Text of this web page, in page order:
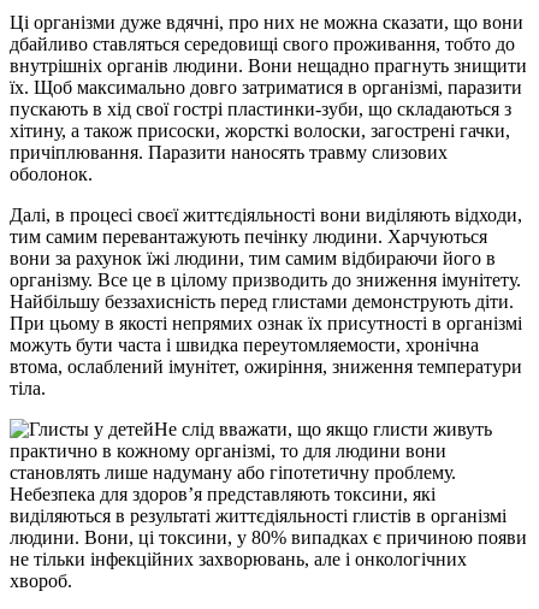
Ці організми дуже вдячні, про них не можна сказати, що вони
дбайливо ставляться середовищі свого проживання, тобто до
внутрішніх органів людини. Вони нещадно прагнуть знищити
їх. Щоб максимально довго затриматися в організмі, паразити
пускають в хід свої гострі пластинки-зуби, що складаються з
хітину, а також присоски, жорсткі волоски, загострені гачки,
причіплювання. Паразити наносять травму слизових
оболонок.
Далі, в процесі своєї життєдіяльності вони виділяють відходи,
тим самим перевантажують печінку людини. Харчуються
вони за рахунок їжі людини, тим самим відбираючи його в
організму. Все це в цілому призводить до зниження імунітету.
Найбільшу беззахисність перед глистами демонструють діти.
При цьому в якості непрямих ознак їх присутності в організмі
можуть бути часта і швидка переутомляемости, хронічна
втома, ослаблений імунітет, ожиріння, зниження температури
тіла.
Не слід вважати, що якщо глисти живуть
практично в кожному організмі, то для людини вони
становлять лише надуману або гіпотетичну проблему.
Небезпека для здоров’я представляють токсини, які
виділяються в результаті життєдіяльності глистів в організмі
людини. Вони, ці токсини, у 80% випадках є причиною появи
не тільки інфекційних захворювань, але і онкологічних
хвороб.